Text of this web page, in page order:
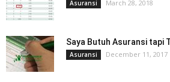
Asuransi March 28, 2018
Saya Butuh Asuransi tapi
Asuransi December 11, 2017